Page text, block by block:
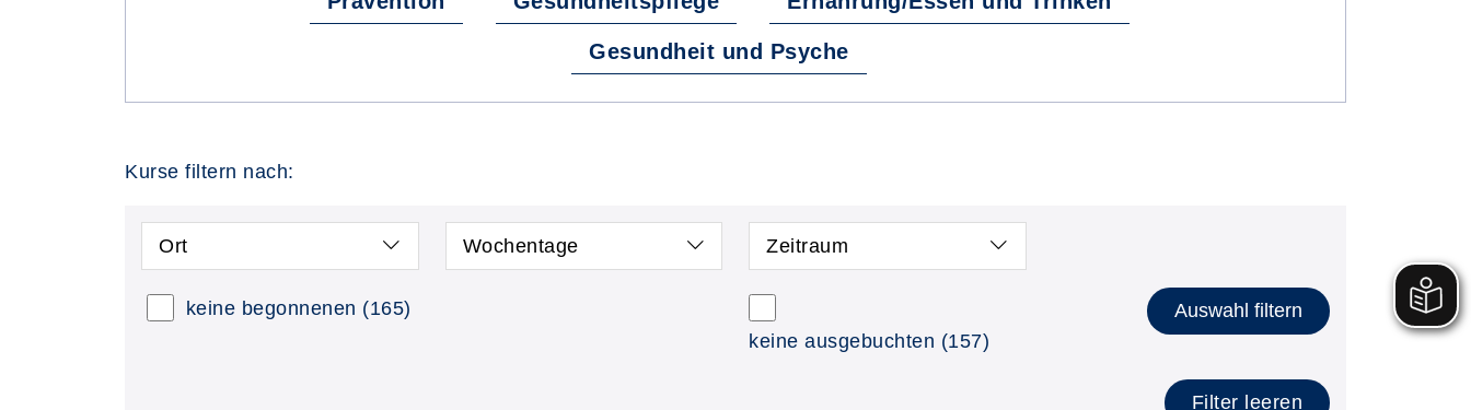
Gesundheit und Psyche
Kurse filtern nach:
Ort Wochentage Zeitraum
keine begonnenen (165)
keine ausgebuchten (157)
Auswahl filtern
Filter leeren